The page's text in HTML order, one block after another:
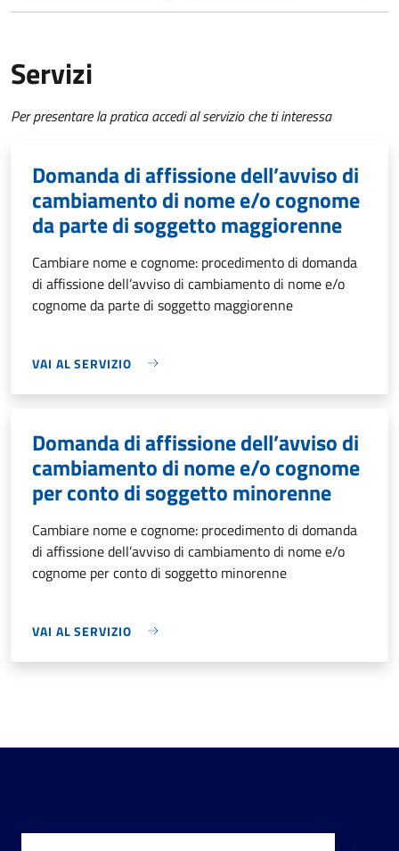
Servizi
Per presentare la pratica accedi al servizio che ti interessa
Domanda di affissione dell’avviso di
cambiamento di nome e/o cognome
da parte di soggetto maggiorenne
Cambiare nome e cognome: procedimento di domanda
di affissione dell’avviso di cambiamento di nome e/o
cognome da parte di soggetto maggiorenne
VAI AL SERVIZIO
Domanda di affissione dell’avviso di
cambiamento di nome e/o cognome
per conto di soggetto minorenne
Cambiare nome e cognome: procedimento di domanda
di affissione dell’avviso di cambiamento di nome e/o
cognome per conto di soggetto minorenne
VAI AL SERVIZIO